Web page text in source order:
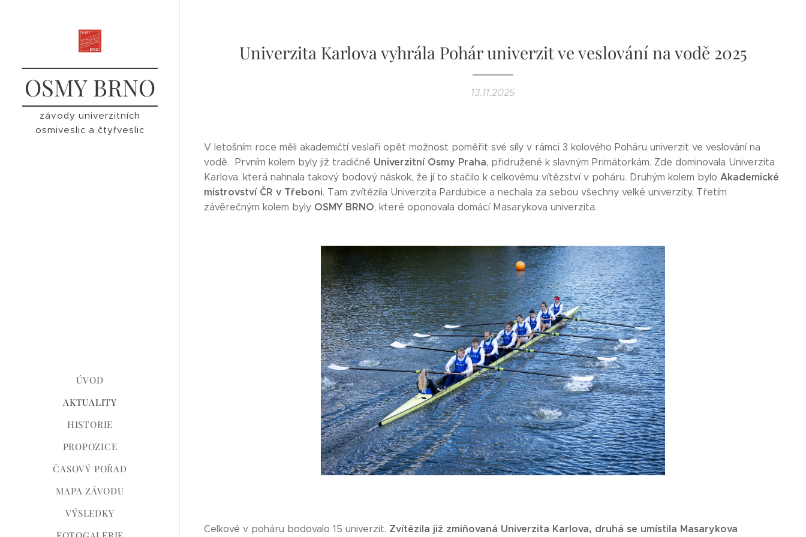
OSMY BRNO
závody univerzitních
osmiveslic a čtyřveslic
ÚVOD
AKTUALITY
HISTORIE
PROPOZICE
ČASOVÝ POŘAD
MAPA ZÁVODU
VÝSLEDKY
Univerzita Karlova vyhrála Pohár univerzit ve veslování na vodě 2025
13.11.2025
V letošním roce měli akademičtí veslaři opět možnost poměřit své síly v rámci 3 kolového Poháru univerzit ve veslování na
vodě. Prvním kolem byly již tradičně Univerzitní Osmy Praha, přidružené k slavným Primátorkám. Zde dominovala Univerzita
Karlova, která nahnala takový bodový náskok, že jí to stačilo k celkovému vítězství v poháru. Druhým kolem bylo Akademické
mistrovství ČR v Třeboni. Tam zvítězila Univerzita Pardubice a nechala za sebou všechny velké univerzity. Třetím
závěrečným kolem byly OSMY BRNO, které oponovala domácí Masarykova univerzita.
Celkově v poháru bodovalo 15 univerzit. Zvítězila již zmiňovaná Univerzita Karlova, druhá se umístila Masarykova